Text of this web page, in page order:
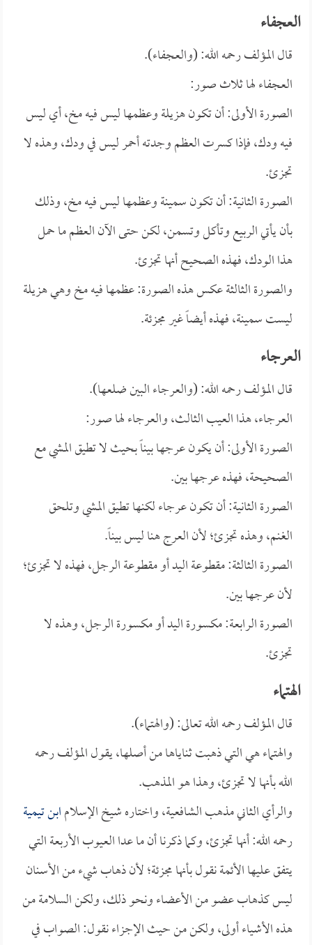
العجفاء
قال المؤلف رحمه الله: (والعجفاء).
العجفاء لها ثلاث صور:
الصورة الأولى: أن تكون هزيلة وعظمها ليس فيه مخ، أي ليس
فيه ودك، فإذا كسرت العظم وجدته أحمر ليس في ودك، وهذه لا
تجزئ.
الصورة الثانية: أن تكون سمينة وعظمها ليس فيه مخ، وذلك
بأن يأتي الربيع وتأكل وتسمن، لكن حتى الآن العظم ما حمل
هذا الودك، فهذه الصحيح أنها تجزئ.
والصورة الثالثة عكس هذه الصورة: عظمها فيه مخ وهي هزيلة
ليست سمينة، فهذه أيضاً غير مجزئة.
العرجاء
قال المؤلف رحمه الله: (والعرجاء البين ضلعها).
العرجاء، هذا العيب الثالث، والعرجاء لها صور:
الصورة الأولى: أن يكون عرجها بيناً بحيث لا تطيق المشي مع
الصحيحة، فهذه عرجها بين.
الصورة الثانية: أن تكون عرجاء لكنها تطيق المشي وتلحق
الغنم، وهذه تجزئ؛ لأن العرج هنا ليس بيناً.
الصورة الثالثة: مقطوعة اليد أو مقطوعة الرجل، فهذه لا تجزئ؛
لأن عرجها بين.
الصورة الرابعة: مكسورة اليد أو مكسورة الرجل، وهذه لا
تجزئ.
الهتماء
قال المؤلف رحمه الله تعالى: (والهتماء).
والهتماء هي التي ذهبت ثناياها من أصلها، يقول المؤلف رحمه
الله بأنها لا تجزئ، وهذا هو المذهب.
والرأي الثاني مذهب الشافعية، واختاره شيخ الإسلامابن تيمية
رحمه الله: أنها تجزئ، وكما ذكرنا أن ما عدا العيوب الأربعة التي
يتفق عليها الأئمة نقول بأنها مجزئة؛ لأن ذهاب شيء من الأسنان
ليس كذهاب عضو من الأعضاء ونحو ذلك، ولكن السلامة من
هذه الأشياء أولى، ولكن من حيث الإجزاء نقول: الصواب في